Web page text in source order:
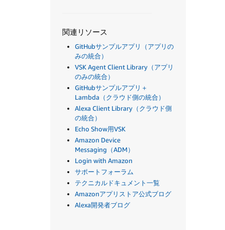
関連リソース
GitHubサンプルアプリ（アプリの
みの統合）
VSK Agent Client Library（アプリ
のみの統合）
GitHubサンプルアプリ＋
Lambda（クラウド側の統合）
Alexa Client Library（クラウド側
の統合）
Echo Show用VSK
Amazon Device
Messaging（ADM）
Login with Amazon
サポートフォーラム
テクニカルドキュメント一覧
Amazonアプリストア公式ブログ
Alexa開発者ブログ